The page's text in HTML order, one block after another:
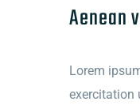
Aenean
Lorem
exercitation